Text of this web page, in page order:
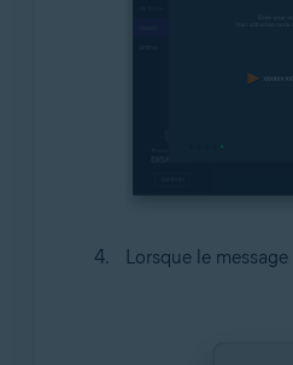
Lorsque le message